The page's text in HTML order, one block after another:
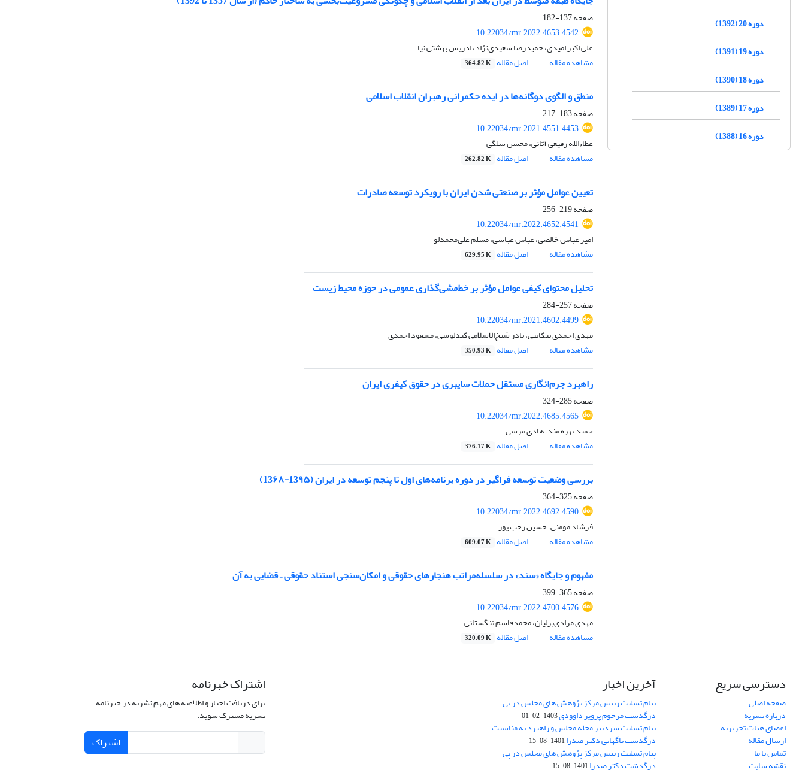
صفحه137-182
10.22034/mr.2022.4653.4542
علی اکبر امیدی، حمیدرضا سعیدی‌نژاد، ادریس بهشتی نیا
مشاهده مقاله
اصل مقاله 364.82 K
منطق و الگوی دوگانه‌ها در ایده حکمرانی رهبران انقلاب اسلامی
صفحه183-217
10.22034/mr.2021.4551.4453
عطاءالله رفیعی آتانی، محسن سلگی
مشاهده مقاله
اصل مقاله 262.82 K
تعیین عوامل مؤثر بر صنعتی شدن ایران با رویکرد توسعه صادرات
صفحه219-256
10.22034/mr.2022.4652.4541
امیر عباس خالصی، عباس عباسی، مسلم علی‌محمدلو
مشاهده مقاله
اصل مقاله 629.95 K
تحلیل محتوای کیفی عوامل مؤثر بر خط‌مشی‌گذاری عمومی در حوزه محیط زیست
صفحه257-284
10.22034/mr.2021.4602.4499
مهدی احمدی تنکابنی، نادر شیخ‌الاسلامی کندلوسی، مسعود احمدی
مشاهده مقاله
اصل مقاله 350.93 K
راهبرد جرم‌انگاری مستقل حملات سایبری در حقوق کیفری ایران
صفحه285-324
10.22034/mr.2022.4685.4565
حمید بهره مند، هادی مرسی
مشاهده مقاله
اصل مقاله 376.17 K
بررسی وضعیت توسعه فراگیر در دوره برنامه‌های اول تا پنجم توسعه در ایران (13۹۵-13۶۸)
صفحه325-364
10.22034/mr.2022.4692.4590
فرشاد مومنی، حسین رجب پور
مشاهده مقاله
اصل مقاله 609.07 K
مفهوم و جایگاه «سند» در سلسله‌‌‌‌‌مراتب هنجارهای حقوقی و امکان‌‌‌‌‌سنجی استناد حقوقی ـ قضایی به آن
صفحه365-399
10.22034/mr.2022.4700.4576
مهدی مرادی‌‌‌‌‌برلیان، محمدقاسم تنگستانی
مشاهده مقاله
اصل مقاله 320.09 K
دوره 20 (1392)
دوره 19 (1391)
دوره 18 (1390)
دوره 17 (1389)
دوره 16 (1388)
دسترسی سریع
صفحه اصلی
درباره نشریه
اعضای هیات تحریریه
ارسال مقاله
تماس با ما
نقشه سایت
آخرین اخبار
پیام تسلیت رییس مرکز پژوهش های مجلس در پی
درگذشت مرحوم پرویز داوودی1403-02-01
پیام تسلیت سردبیر مجله مجلس و راهبرد به مناسبت
درگذشت ناگهانی دکتر صدرا1401-08-15
پیام تسلیت رییس مرکز پژوهش های مجلس در پی
درگذشت دکتر صدرا1401-08-15
اشتراک خبرنامه
برای دریافت اخبار و اطلاعیه های مهم نشریه در خبرنامه
نشریه مشترک شوید.
اشتراک